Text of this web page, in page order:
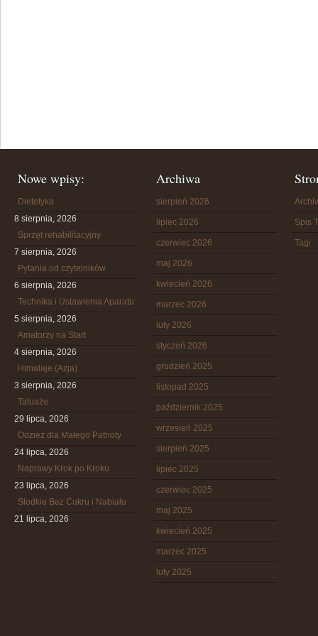
Nowe wpisy:
Dietetyka
8 sierpnia, 2026
Sprzęt rehabilitacyjny
7 sierpnia, 2026
Pytania od czytelników
6 sierpnia, 2026
Technika i Ustawienia Aparatu
5 sierpnia, 2026
Amatorzy na Start
4 sierpnia, 2026
Himalaje (Azja)
3 sierpnia, 2026
Tatuaże
29 lipca, 2026
Odzież dla Małego Patrioty
24 lipca, 2026
Naprawy Krok po Kroku
23 lipca, 2026
Słodkie Bez Cukru i Nabiału
21 lipca, 2026
Archiwa
sierpień 2026
lipiec 2026
czerwiec 2026
maj 2026
kwiecień 2026
marzec 2026
luty 2026
styczeń 2026
grudzień 2025
listopad 2025
październik 2025
wrzesień 2025
sierpień 2025
lipiec 2025
czerwiec 2025
maj 2025
kwiecień 2025
marzec 2025
luty 2025
Spis
Tagi